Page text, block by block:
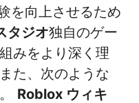
を向上させるため
タジオ独自のゲー
みをより深く理
た、次のような
Roblox ウィキ